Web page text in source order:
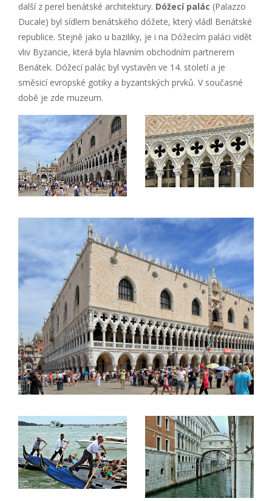
další z perel benátské architektury. Dóžecí palác (Palazzo
Ducale) byl sídlem benátského dóžete, který vládl Benátské
republice. Stejně jako u baziliky, je i na Dóžecím paláci vidět
vliv Byzancie, která byla hlavním obchodním partnerem
Benátek. Dóžecí palác byl vystavěn ve 14. století a je
směsicí evropské gotiky a byzantských prvků. V současné
době je zde muzeum.